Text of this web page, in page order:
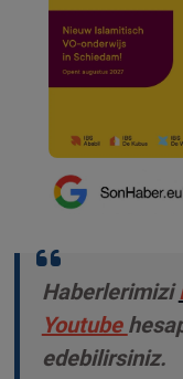
Haberlerimizi
Youtube
edebilirsiniz.